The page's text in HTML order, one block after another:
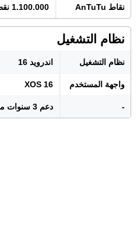
نقاط AnTuTu 1.100.000 نقطة (إصدار 11)
نظام التشغيل
نظام التشغيل اندرويد 16
واجهة المستخدم XOS 16
- دعم 3 سنوات من تحديثات النظام